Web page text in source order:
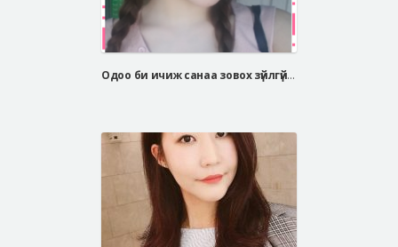
Одоо би ичиж санаа зовох зүйлгүй өөртөө итгэлтэй амьдарч байгаа